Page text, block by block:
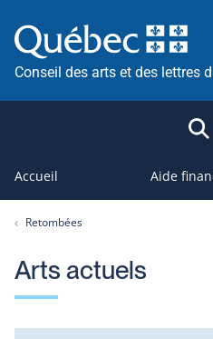
au
contenu
Conseil des arts et des lettres
la
Accueil Aide
Retombées
Arts actuels